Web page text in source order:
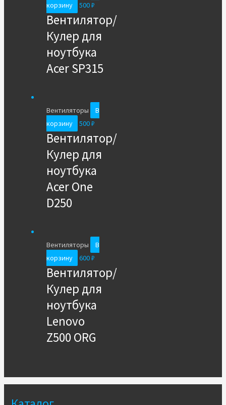
корзину
500₽
Вентилятор/
Кулер для
ноутбука
Acer SP315
Вентиляторы
В
корзину
500₽
Вентилятор/
Кулер для
ноутбука
Acer One
D250
Вентиляторы
В
корзину
600₽
Вентилятор/
Кулер для
ноутбука
Lenovo
Z500 ORG